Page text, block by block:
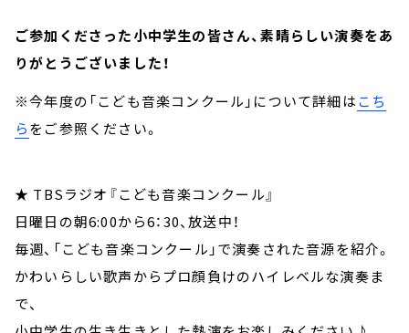
ご参加くださった小中学生の皆さん、素晴らしい演奏をあ
りがとうございました！
※今年度の「こども音楽コンクール」について詳細はこち
らをご参照ください。
★ TBSラジオ『こども音楽コンクール』
日曜日の朝6:00から6：30、放送中！
毎週、「こども音楽コンクール」で演奏された音源を紹介。
かわいらしい歌声からプロ顔負けのハイレベルな演奏ま
で、